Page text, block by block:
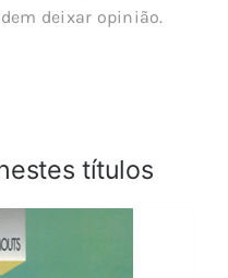
deixar opinião.
títulos